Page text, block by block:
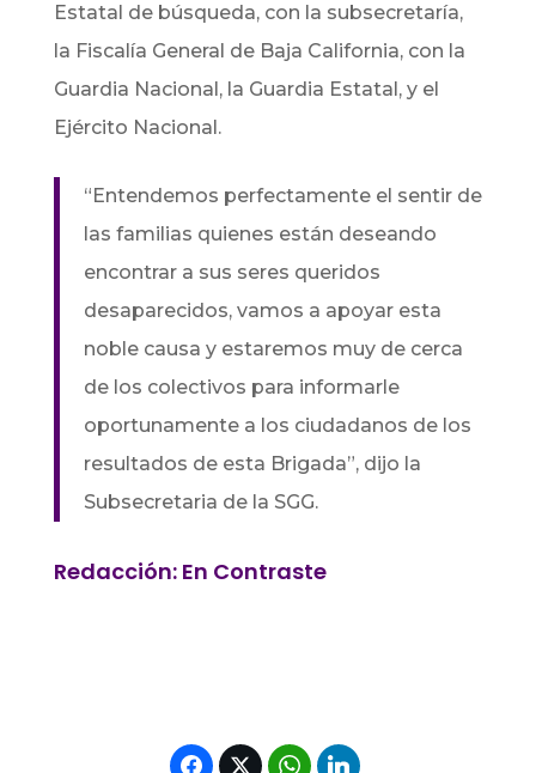
Estatal de búsqueda, con la subsecretaría,
la Fiscalía General de Baja California, con la
Guardia Nacional, la Guardia Estatal, y el
Ejército Nacional.
“Entendemos perfectamente el sentir de
las familias quienes están deseando
encontrar a sus seres queridos
desaparecidos, vamos a apoyar esta
noble causa y estaremos muy de cerca
de los colectivos para informarle
oportunamente a los ciudadanos de los
resultados de esta Brigada”, dijo la
Subsecretaria de la SGG.
Redacción: En Contraste